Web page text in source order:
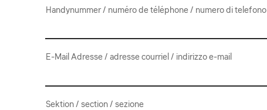
Handynummer / numéro de téléphone / numero di telefono
E-Mail Adresse / adresse courriel / indirizzo e-mail
Sektion / section / sezione